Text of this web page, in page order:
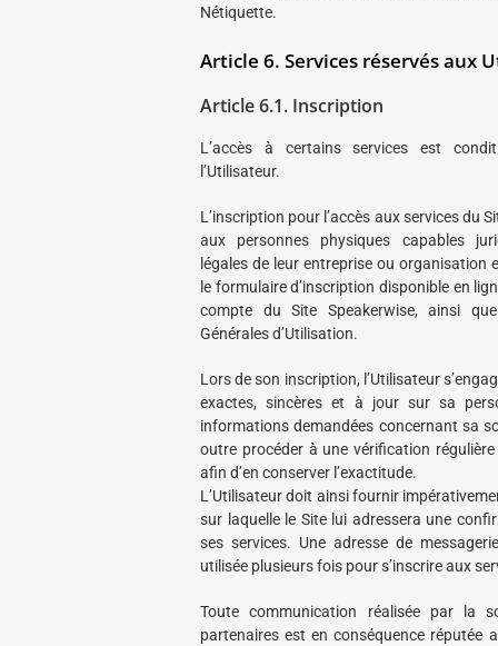
Nétiquette.
Article 6. Services réservés aux
Article 6.1. Inscription
L’accès à certains services est
l’Utilisateur.
L’inscription pour l’accès aux services du
aux personnes physiques capables
légales de leur entreprise ou organisation
le formulaire d’inscription disponible en
compte du Site Speakerwise, ainsi
Générales d’Utilisation.
Lors de son inscription, l’Utilisateur
exactes, sincères et à jour sur sa
informations demandées concernant sa
outre procéder à une vérification
afin d’en conserver l’exactitude.
L’Utilisateur doit ainsi fournir
sur laquelle le Site lui adressera une
ses services. Une adresse de
utilisée plusieurs fois pour s’inscrire aux
Toute communication réalisée par la
partenaires est en conséquence réputée